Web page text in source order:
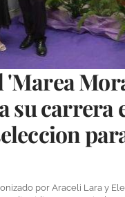
su carrera
por Araceli Lara y